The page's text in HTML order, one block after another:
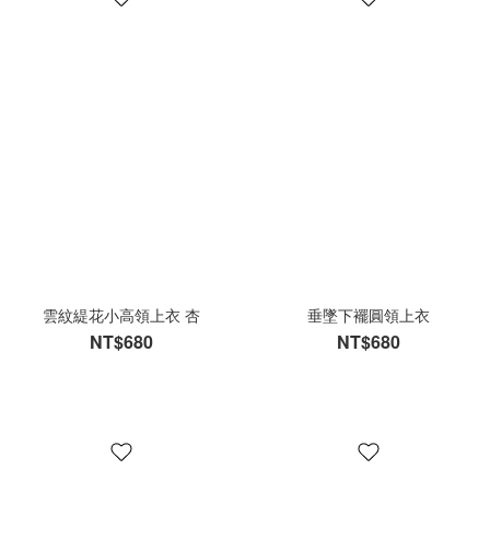
雲紋緹花小高領上衣 杏
NT$680
垂墜下襬圓領上衣
NT$680